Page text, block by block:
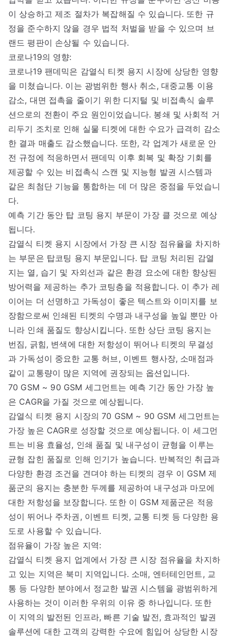
이 상승하고 제조 절차가 복잡해질 수 있습니다. 또한 규
정을 준수하지 않을 경우 법적 처벌을 받을 수 있으며 브
랜드 평판이 손상될 수 있습니다.
코로나19의 영향:
코로나19 팬데믹은 감열식 티켓 용지 시장에 상당한 영향
을 미쳤습니다. 이는 광범위한 행사 취소, 대중교통 이용
감소, 대면 접촉을 줄이기 위한 디지털 및 비접촉식 솔루
션으로의 전환이 주요 원인이었습니다. 봉쇄 및 사회적 거
리두기 조치로 인해 실물 티켓에 대한 수요가 급격히 감소
한 결과 매출도 감소했습니다. 또한, 각 업계가 새로운 안
전 규정에 적응하면서 팬데믹 이후 회복 및 확장 기회를
제공할 수 있는 비접촉식 스캔 및 지능형 발권 시스템과
같은 최첨단 기능을 통합하는 데 더 많은 중점을 두었습니
다.
예측 기간 동안 탑 코팅 용지 부문이 가장 클 것으로 예상
됩니다.
감열식 티켓 용지 시장에서 가장 큰 시장 점유율을 차지하
는 부문은 탑코팅 용지 부문입니다. 탑 코팅 처리된 감열
지는 열, 습기 및 자외선과 같은 환경 요소에 대한 향상된
방어력을 제공하는 추가 코팅층을 적용합니다. 이 추가 레
이어는 더 선명하고 가독성이 좋은 텍스트와 이미지를 보
장함으로써 인쇄된 티켓의 수명과 내구성을 높일 뿐만 아
니라 인쇄 품질도 향상시킵니다. 또한 상단 코팅 용지는
번짐, 긁힘, 변색에 대한 저항성이 뛰어나 티켓의 무결성
과 가독성이 중요한 교통 허브, 이벤트 행사장, 소매점과
같이 교통량이 많은 지역에 권장되는 옵션입니다.
70 GSM ~ 90 GSM 세그먼트는 예측 기간 동안 가장 높
은 CAGR을 가질 것으로 예상됩니다.
감열식 티켓 용지 시장의 70 GSM ~ 90 GSM 세그먼트는
가장 높은 CAGR로 성장할 것으로 예상됩니다. 이 세그먼
트는 비용 효율성, 인쇄 품질 및 내구성이 균형을 이루는
균형 잡힌 품질로 인해 인기가 높습니다. 반복적인 취급과
다양한 환경 조건을 견뎌야 하는 티켓의 경우 이 GSM 제
품군의 용지는 충분한 두께를 제공하여 내구성과 마모에
대한 저항성을 보장합니다. 또한 이 GSM 제품군은 적응
성이 뛰어나 주차권, 이벤트 티켓, 교통 티켓 등 다양한 용
도로 사용할 수 있습니다.
점유율이 가장 높은 지역:
감열식 티켓 용지 업계에서 가장 큰 시장 점유율을 차지하
고 있는 지역은 북미 지역입니다. 소매, 엔터테인먼트, 교
통 등 다양한 분야에서 정교한 발권 시스템을 광범위하게
사용하는 것이 이러한 우위의 이유 중 하나입니다. 또한
이 지역의 발전된 인프라, 빠른 기술 발전, 효과적인 발권
솔루션에 대한 고객의 강력한 수요에 힘입어 상당한 시장